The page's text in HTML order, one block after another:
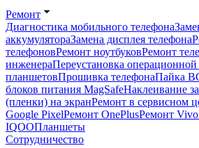
Ремонт
Диагностика мобильного телефона
аккумулятораЗамена дисплея телефона
телефоновРемонт ноутбуковРемонт
инженераПереустановка
планшетовПрошивка телефонаПайка
блоков питания MagSafeНаклеивание
(пленки) на экранРемонт в сервисном
Google PixelРемонт OnePlusРемонт Vivo
IQOOПланшеты
Сотрудничество